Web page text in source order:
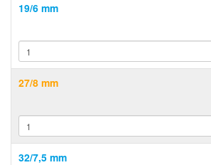
19/6 mm
27/8 mm
32/7,5 mm